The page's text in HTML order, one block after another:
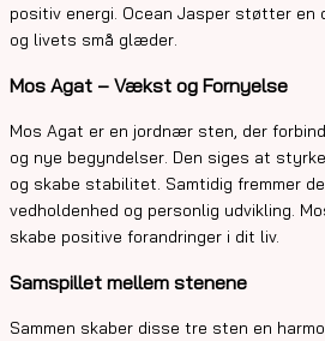
positiv energi. Ocean Jasper støtter en
og livets små glæder.
Mos Agat – Vækst og Fornyelse
Mos Agat er en jordnær sten, der
og nye begyndelser. Den siges at
og skabe stabilitet. Samtidig fremmer
vedholdenhed og personlig udvikling.
skabe positive forandringer i dit liv.
Samspillet mellem stenene
Sammen skaber disse tre sten en